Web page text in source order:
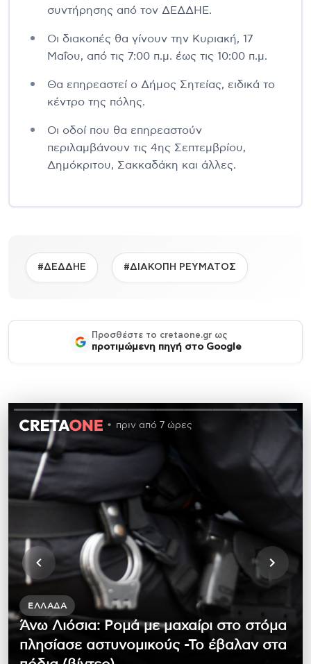
συντήρησης από τον ΔΕΔΔΗΕ.
Οι διακοπές θα γίνουν την Κυριακή, 17
Μαΐου, από τις 7:00 π.μ. έως τις 10:00 π.μ.
Θα επηρεαστεί ο Δήμος Σητείας, ειδικά το
κέντρο της πόλης.
Οι οδοί που θα επηρεαστούν
περιλαμβάνουν τις 4ης Σεπτεμβρίου,
Δημόκριτου, Σακκαδάκη και άλλες.
#ΔΕΔΔΗΕ #ΔΙΑΚΟΠΗ ΡΕΥΜΑΤΟΣ
Προσθέστε το cretaone.gr ως
προτιμώμενη πηγή στο Google
πριν από 7 ώρες
ΕΛΛΆΔΑ
Άνω Λιόσια: Ρομά με μαχαίρι στο στόμα
πλησίασε αστυνομικούς -Το έβαλαν στα